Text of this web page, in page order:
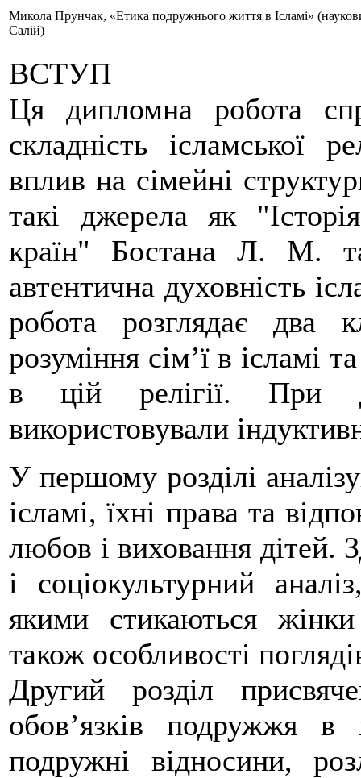
Микола Прунчак, «Етика подружнього життя в Ісламі»
Салій)
ВСТУП
Ця дипломна робота
складність ісламської
вплив на сімейні
такі джерела як
країн" Бостана Л. М.
автентична духовність
робота розглядає два
розуміння сім’ї в ісламі
в цій релігії. При
використовували
У першому розділі
ісламі, їхні права та
любов і виховання дітей.
і соціокультурний
якими стикаються
також особливості
Другий розділ
обов’язків подружжя
подружні відносини,